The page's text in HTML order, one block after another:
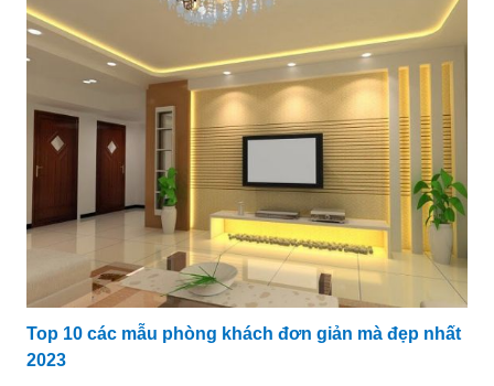
Top 10 các mẫu phòng khách đơn giản mà đẹp nhất
2023